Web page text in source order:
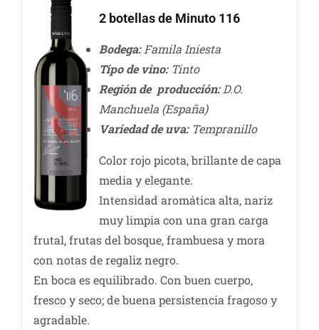
2 botellas de Minuto 116
Bodega:Famila Iniesta
Tipo de vino: Tinto
Región de producción:D.O.
Manchuela (España)
Variedad de uva: Tempranillo
Color rojo picota, brillante de capa
media y elegante.
Intensidad aromática alta, nariz
muy limpia con una gran carga
frutal, frutas del bosque, frambuesa y mora
con notas de regaliz negro.
En boca es equilibrado. Con buen cuerpo,
fresco y seco; de buena persistencia fragoso y
agradable.